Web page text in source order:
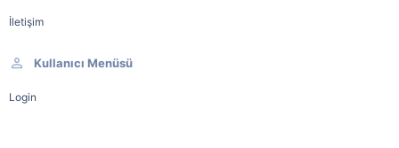
İletişim
Kullanıcı Menüsü
Login